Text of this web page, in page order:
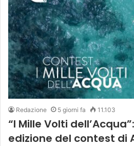
Redazione 5 giorni fa 11.103
“I Mille Volti
edizione del contest di